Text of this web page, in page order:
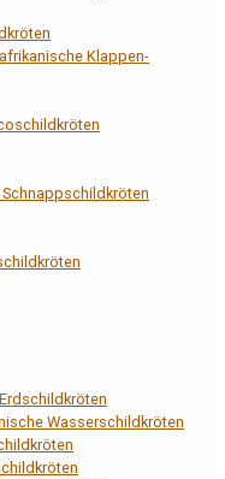
Klappen-
Wasserschildkröten